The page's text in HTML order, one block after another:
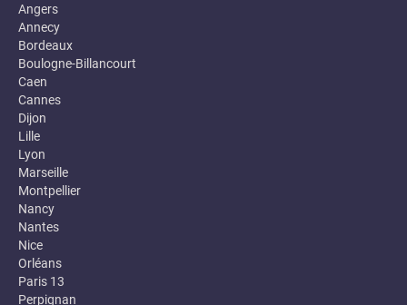
Angers
Annecy
Bordeaux
Boulogne-Billancourt
Caen
Cannes
Dijon
Lille
Lyon
Marseille
Montpellier
Nancy
Nantes
Nice
Orléans
Paris 13
Perpignan